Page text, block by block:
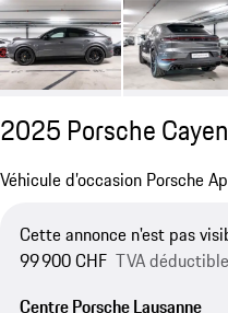
2025 Porsche
Véhicule d’occasion Porsche
Cette annonce n'est pas
99 900 CHF TVA déductible
Centre Porsche Lausanne